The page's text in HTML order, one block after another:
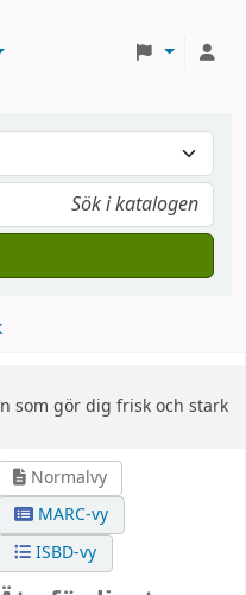
som gör dig frisk och stark
Normalvy
MARC-vy
ISBD-vy